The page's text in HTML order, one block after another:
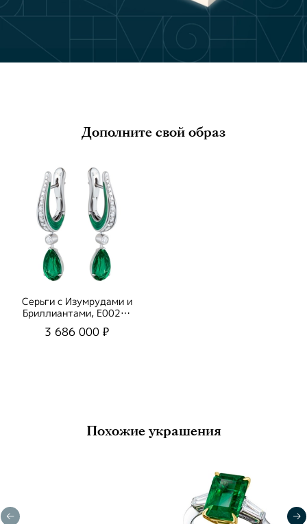
Дополните свой образ
Серьги с Изумрудами и
Бриллиантами, E0020-
20/1
3 686 000 ₽
Похожие украшения